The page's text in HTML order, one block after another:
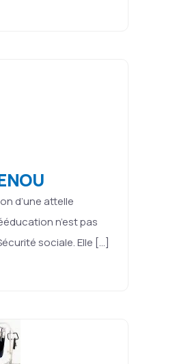
d’une attelle
n’est pas
sociale. Elle […]